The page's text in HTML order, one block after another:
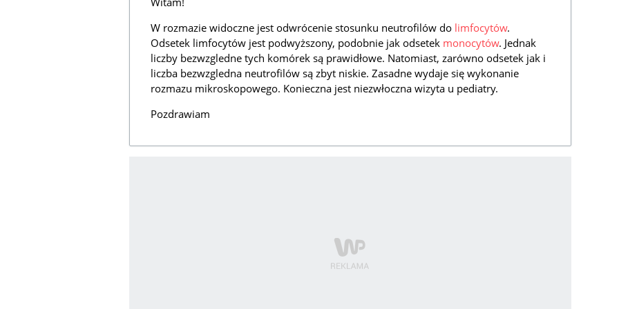
W rozmazie widoczne jest odwrócenie stosunku neutrofilów do limfocytów.
Odsetek limfocytów jest podwyższony, podobnie jak odsetek monocytów. Jednak
liczby bezwzgledne tych komórek są prawidłowe. Natomiast, zarówno odsetek jak i
liczba bezwzgledna neutrofilów są zbyt niskie. Zasadne wydaje się wykonanie
rozmazu mikroskopowego. Konieczna jest niezwłoczna wizyta u pediatry.
Pozdrawiam